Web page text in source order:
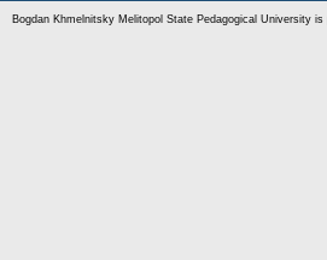
Bogdan Khmelnitsky Melitopol State Pedagogical University is